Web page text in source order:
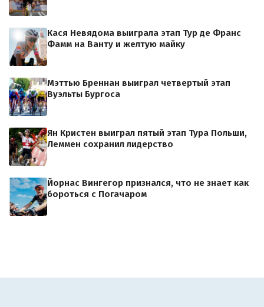
Кася Невядома выиграла этап Тур де Франс
Фамм на Ванту и желтую майку
Мэттью Бреннан выиграл четвертый этап
Вуэльты Бургоса
Ян Кристен выиграл пятый этап Тура Польши,
Леммен сохранил лидерство
Йорнас Вингегор признался, что не знает как
бороться с Погачаром